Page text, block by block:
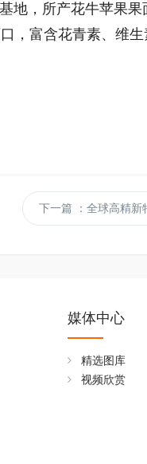
地，所产花牛苹果果
，富含花青素、维生
下一篇 ：全球高精
媒体中心
精选图库
视频欣赏